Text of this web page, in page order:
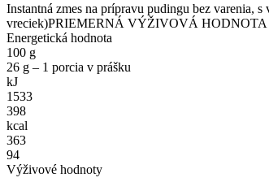
Instantná zmes na prípravu pudingu bez varenia,
vreciek)PRIEMERNÁ VÝŽIVOVÁ
Energetická hodnota
100 g
26 g – 1 porcia v prášku
kJ
1533
398
kcal
363
94
Výživové hodnoty